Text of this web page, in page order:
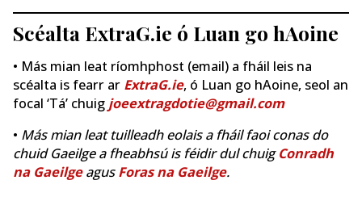
Scéalta ExtraG.ie ó Luan go hAoine
• Más mian leat ríomhphost (email) a fháil leis na
scéalta is fearr ar ExtraG.ie, ó Luan go hAoine, seol an
focal ‘Tá’ chuig joeextragdotie@gmail.com
• Más mian leat tuilleadh eolais a fháil faoi conas do
chuid Gaeilge a fheabhsú is féidir dul chuigConradh
na GaeilgeagusForas na Gaeilge.